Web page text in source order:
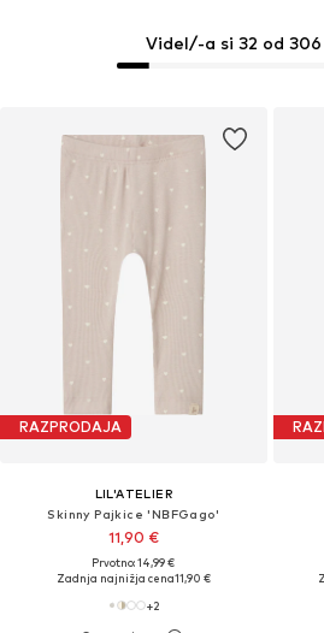
Videl/-a si 32 od
RAZPRODAJA
LIL'ATELIER
Skinny Pajkice 'NBFGago'
11,90 €
Prvotno: 14,99 €
Zadnja najnižja cena11,90 €
+2